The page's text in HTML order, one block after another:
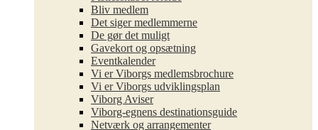
Bliv medlem
Det siger medlemmerne
De gør det muligt
Gavekort og opsætning
Eventkalender
Vi er Viborgs medlemsbrochure
Vi er Viborgs udviklingsplan
Viborg Aviser
Viborg-egnens destinationsguide
Netværk og arrangementer